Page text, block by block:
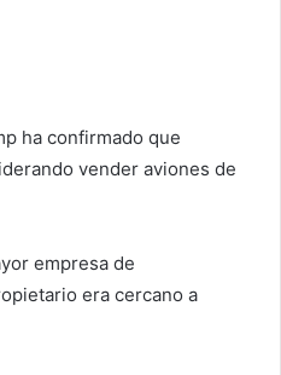
ha confirmado que
vender aviones de
empresa de
era cercano a